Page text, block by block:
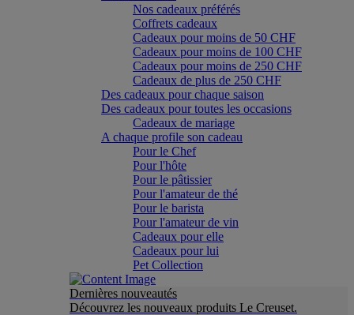
Nos cadeaux préférés
Coffrets cadeaux
Cadeaux pour moins de 50 CHF
Cadeaux pour moins de 100 CHF
Cadeaux pour moins de 250 CHF
Cadeaux de plus de 250 CHF
Des cadeaux pour chaque saison
Des cadeaux pour toutes les occasions
Cadeaux de mariage
A chaque profile son cadeau
Pour le Chef
Pour l'hôte
Pour le pâtissier
Pour l'amateur de thé
Pour le barista
Pour l'amateur de vin
Cadeaux pour elle
Cadeaux pour lui
Pet Collection
Dernières nouveautés
Découvrez les nouveaux produits Le Creuset.